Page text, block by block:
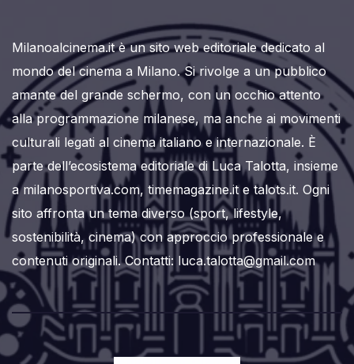
Milanoalcinema.it è un sito web editoriale dedicato al
mondo del cinema a Milano. Si rivolge a un pubblico
amante del grande schermo, con un occhio attento
alla programmazione milanese, ma anche ai movimenti
culturali legati al cinema italiano e internazionale. È
parte dell’ecosistema editoriale di Luca Talotta, insieme
a milanosportiva.com, timemagazine.it e talots.it. Ogni
sito affronta un tema diverso (sport, lifestyle,
sostenibilità, cinema) con approccio professionale e
contenuti originali. Contatti: luca.talotta@gmail.com